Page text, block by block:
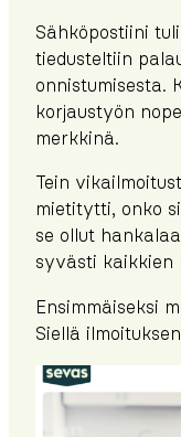
Sähköpostiini
tiedusteltiin
onnistumisesta.
korjaustyön
merkkinä.
Tein
mietitytti, onko
se ollut
syvästi kaikkien
Ensimmäiseksi
Siellä